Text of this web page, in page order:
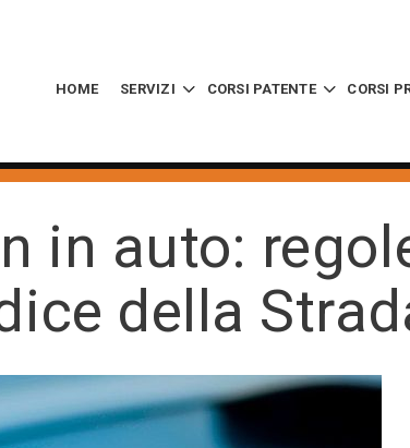
HOME SERVIZI CORSI PATENTE CORSI
in auto:
della